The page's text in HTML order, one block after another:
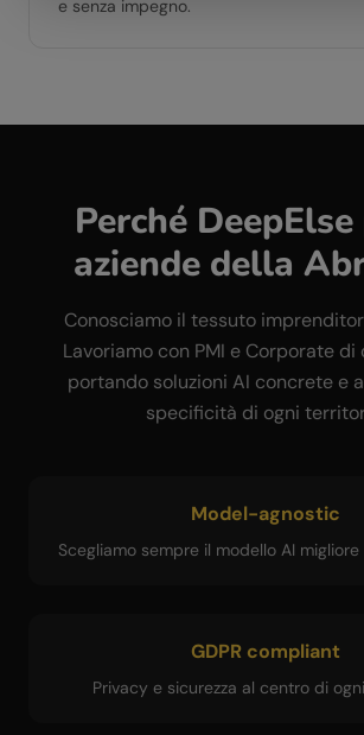
e senza impegno.
Perché
aziende della
Conosciamo il tessuto
Lavoriamo con PMI e Corporate di
portando soluzioni AI concrete e
specificità di ogni
Model-agnostic
Scegliamo sempre il modello AI
GDPR compliant
Privacy e sicurezza al centro di